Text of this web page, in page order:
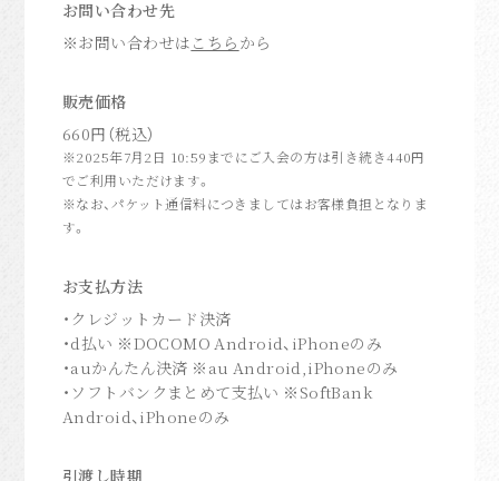
お問い合わせ先
※お問い合わせは こちら から
販売価格
660円（税込）
※2025年7月2日 10:59までにご入会の方は引き続き440円
でご利用いただけます。
※なお、パケット通信料につきましてはお客様負担となりま
す。
お支払方法
・クレジットカード決済
・d払い ※DOCOMO Android、iPhoneのみ
・auかんたん決済 ※au Android,iPhoneのみ
・ソフトバンクまとめて支払い ※SoftBank
Android、iPhoneのみ
引渡し時期